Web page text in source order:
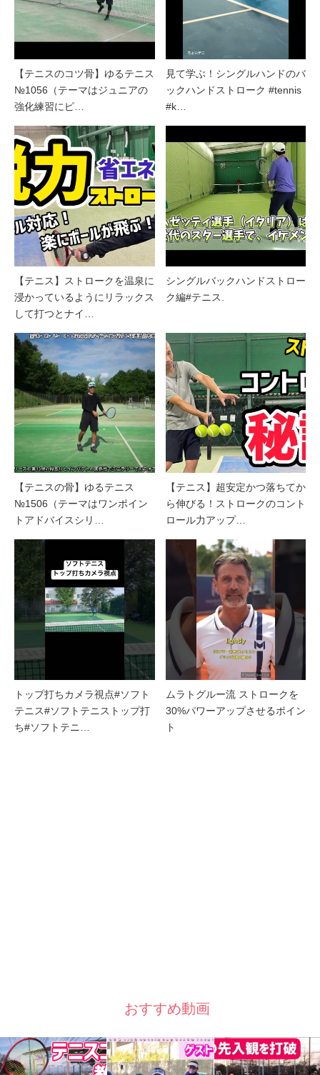
【テニスのコツ骨】ゆるテニス
№1056（テーマはジュニアの
強化練習にピ…
見て学ぶ！シングルハンドのバ
ックハンドストローク #tennis
#k…
【テニス】ストロークを温泉に
浸かっているようにリラックス
して打つとナイ…
シングルバックハンドストロー
ク編#テニス.
【テニスの骨】ゆるテニス
№1506（テーマはワンポイン
トアドバイスシリ…
【テニス】超安定かつ落ちてか
ら伸びる！ストロークのコント
ロール力アップ…
トップ打ちカメラ視点#ソフト
テニス#ソフトテニストップ打
ち#ソフトテニ…
ムラトグルー流 ストロークを
30%パワーアップさせるポイン
ト
おすすめ動画